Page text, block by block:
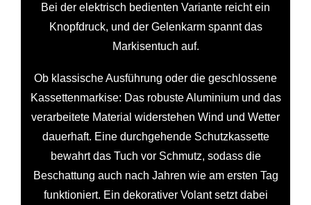
Bei der elektrisch bedienten Variante reicht ein
Knopfdruck, und der Gelenkarm spannt das
Markisentuch auf.
Ob klassische Ausführung oder die geschlossene
Kassettenmarkise: Das robuste Aluminium und das
verarbeitete Material widerstehen Wind und Wetter
dauerhaft. Eine durchgehende Schutzkassette
bewahrt das Tuch vor Schmutz, sodass die
Beschattung auch nach Jahren wie am ersten Tag
funktioniert. Ein dekorativer Volant setzt dabei